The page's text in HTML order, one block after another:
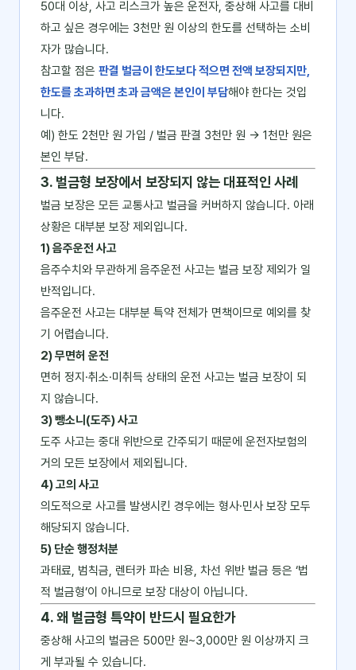
50대 이상, 사고 리스크가 높은 운전자, 중상해 사고를 대비
하고 싶은 경우에는 3천만 원 이상의 한도를 선택하는 소비
자가 많습니다.
참고할 점은 판결 벌금이 한도보다 적으면 전액 보장되지만,
한도를 초과하면 초과 금액은 본인이 부담해야 한다는 것입
니다.
예) 한도 2천만 원 가입 / 벌금 판결 3천만 원 → 1천만 원은
본인 부담.
3. 벌금형 보장에서 보장되지 않는 대표적인 사례
벌금 보장은 모든 교통사고 벌금을 커버하지 않습니다. 아래
상황은 대부분 보장 제외입니다.
1) 음주운전 사고
음주수치와 무관하게 음주운전 사고는 벌금 보장 제외가 일
반적입니다.
음주운전 사고는 대부분 특약 전체가 면책이므로 예외를 찾
기 어렵습니다.
2) 무면허 운전
면허 정지·취소·미취득 상태의 운전 사고는 벌금 보장이 되
지 않습니다.
3) 뺑소니(도주) 사고
도주 사고는 중대 위반으로 간주되기 때문에 운전자보험의
거의 모든 보장에서 제외됩니다.
4) 고의 사고
의도적으로 사고를 발생시킨 경우에는 형사·민사 보장 모두
해당되지 않습니다.
5) 단순 행정처분
과태료, 범칙금, 렌터카 파손 비용, 차선 위반 벌금 등은 ‘법
적 벌금형’이 아니므로 보장 대상이 아닙니다.
4. 왜 벌금형 특약이 반드시 필요한가
중상해 사고의 벌금은 500만 원~3,000만 원 이상까지 크
게 부과될 수 있습니다.